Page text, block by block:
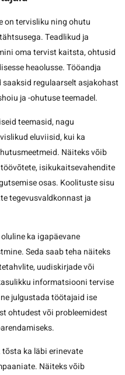
on tervisliku ning ohutu
Teadlikud ja
oma tervist kaitsta, ohtusid
heaolusse. Tööandja
regulaarselt asjakohast
ja -ohutuse teemadel.
teemasid, nagu
eluviisid, kui ka
Näiteks võib
isikukaitsevahendite
osas. Koolituste sisu
tegevusvaldkonnast ja
ka igapäevane
Seda saab teha näiteks
uudiskirjade või
informatsiooni tervise
julgustada töötajaid ise
ohtudest või probleemidest
ka läbi erinevate
Näiteks võib